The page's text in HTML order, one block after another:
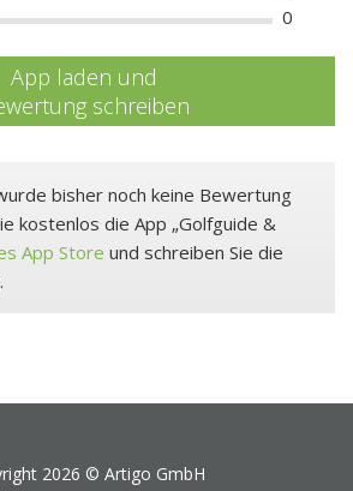
0
App laden und
schreiben
bisher noch keine Bewertung
kostenlos die App „Golfguide &
App Store und schreiben Sie die
2026 © Artigo GmbH